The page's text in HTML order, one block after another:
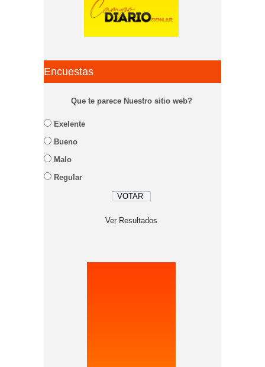
Encuestas
Que te parece Nuestro sitio web?
Exelente
Bueno
Malo
Regular
Ver Resultados